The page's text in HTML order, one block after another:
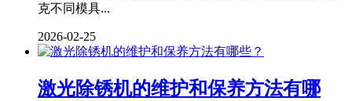
克不同模具...
2026-02-25
激光除锈机的维护和保养方法有哪